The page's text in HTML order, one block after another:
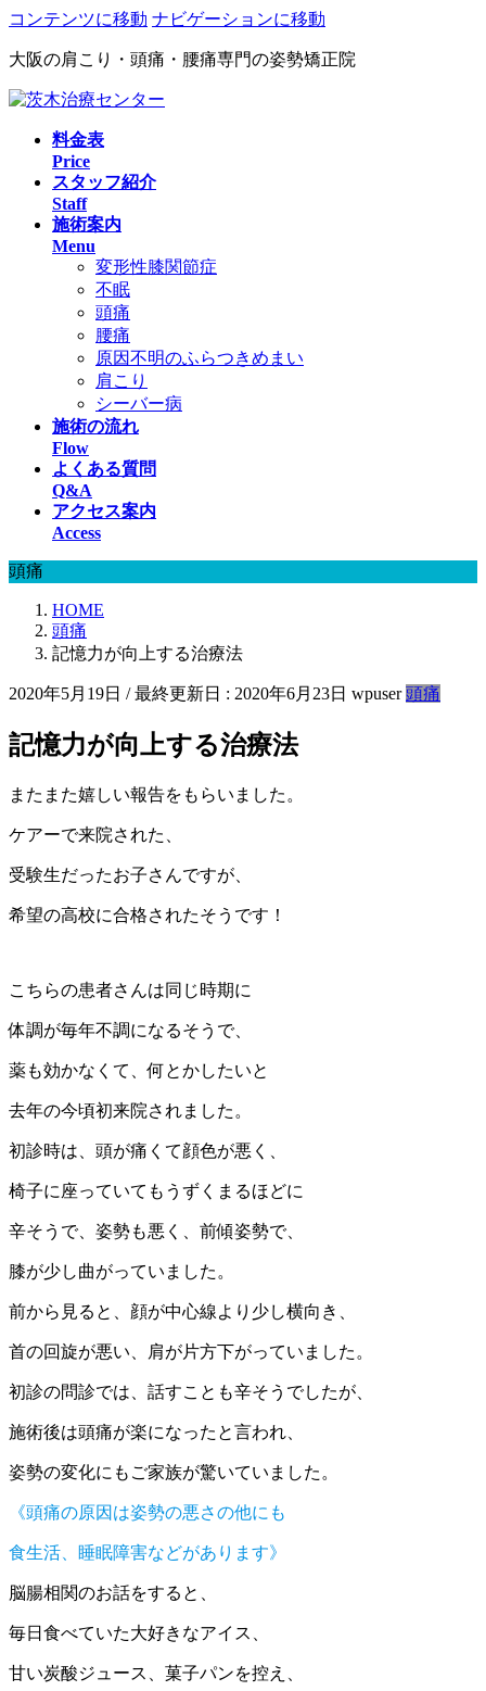
コンテンツに移動 ナビゲーションに移動
大阪の肩こり・頭痛・腰痛専門の姿勢矯正院
料金表
Price
スタッフ紹介
Staff
施術案内
Menu
変形性膝関節症
不眠
頭痛
腰痛
原因不明のふらつきめまい
肩こり
シーバー病
施術の流れ
Flow
よくある質問
Q&A
アクセス案内
Access
頭痛
HOME
頭痛
記憶力が向上する治療法
2020年5月19日 / 最終更新日 : 2020年6月23日 wpuser 頭痛
記憶力が向上する治療法
またまた嬉しい報告をもらいました。
ケアーで来院された、
受験生だったお子さんですが、
希望の高校に合格されたそうです！
こちらの患者さんは同じ時期に
体調が毎年不調になるそうで、
薬も効かなくて、何とかしたいと
去年の今頃初来院されました。
初診時は、頭が痛くて顔色が悪く、
椅子に座っていてもうずくまるほどに
辛そうで、姿勢も悪く、前傾姿勢で、
膝が少し曲がっていました。
前から見ると、顔が中心線より少し横向き、
首の回旋が悪い、肩が片方下がっていました。
初診の問診では、話すことも辛そうでしたが、
施術後は頭痛が楽になったと言われ、
姿勢の変化にもご家族が驚いていました。
《頭痛の原因は姿勢の悪さの他にも
食生活、睡眠障害などがあります》
脳腸相関のお話をすると、
毎日食べていた大好きなアイス、
甘い炭酸ジュース、菓子パンを控え、